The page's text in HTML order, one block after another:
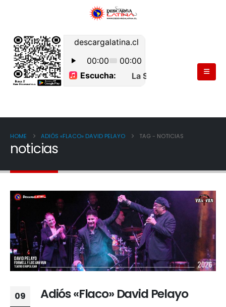
HOME ADIÓS «FLACO» DAVID PELAYO TAG - NOTICIAS
noticias
09 Adiós «Flaco» David Pelayo